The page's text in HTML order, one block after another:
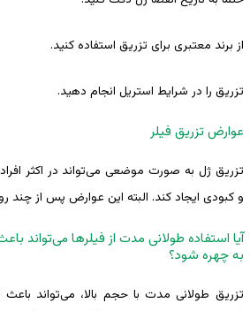
از برند معتبری برای تزریق استفاده کنید.
تزریق را در شرایط استریل انجام دهید.
عوارض تزریق فیلر
تزریق ژل به صورت موضعی می‌تواند در اکثر
و کبودی ایجاد کند. البته این عوارض پس از چند
آیا استفاده طولانی مدت از فیلرها می‌تواند
به چهره شود؟
تزریق طولانی مدت با حجم بالا، می‌تواند